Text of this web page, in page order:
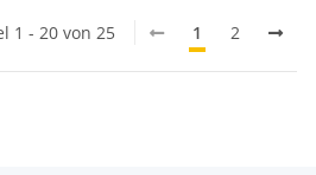
1 - 20 von 25 1 2